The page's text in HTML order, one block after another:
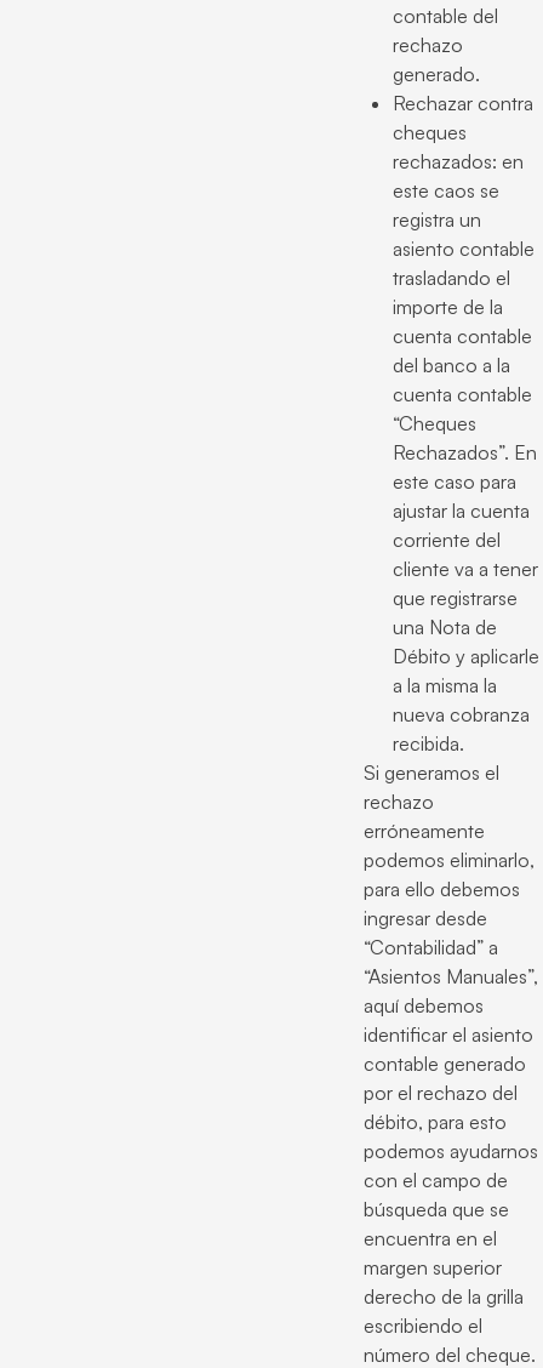
contable del
rechazo
generado.
Rechazar contra
cheques
rechazados: en
este caos se
registra un
asiento contable
trasladando el
importe de la
cuenta contable
del banco a la
cuenta contable
“Cheques
Rechazados”. En
este caso para
ajustar la cuenta
corriente del
cliente va a tener
que registrarse
una Nota de
Débito y aplicarle
a la misma la
nueva cobranza
recibida.
Si generamos el
rechazo
erróneamente
podemos eliminarlo,
para ello debemos
ingresar desde
“Contabilidad” a
“Asientos Manuales”,
aquí debemos
identificar el asiento
contable generado
por el rechazo del
débito, para esto
podemos ayudarnos
con el campo de
búsqueda que se
encuentra en el
margen superior
derecho de la grilla
escribiendo el
número del cheque.